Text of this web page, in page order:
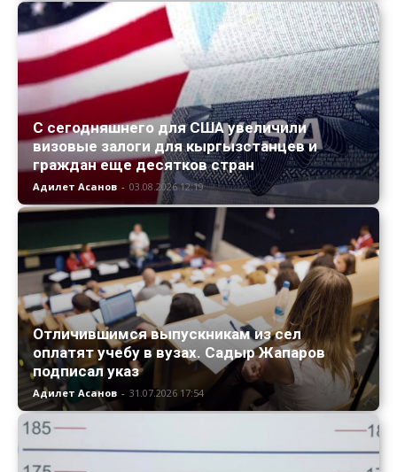
С сегодняшнего для США увеличили
визовые залоги для кыргызстанцев и
граждан еще десятков стран
Адилет Асанов - 03.08.2026 12:19
Отличившимся выпускникам из сел
оплатят учебу в вузах. Садыр Жапаров
подписал указ
Адилет Асанов - 31.07.2026 17:54